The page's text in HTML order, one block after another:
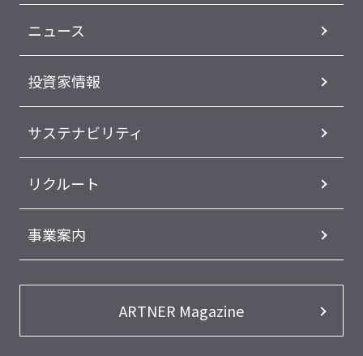
ニュース
投資家情報
サステナビリティ
リクルート
事業案内
ARTNER Magazine